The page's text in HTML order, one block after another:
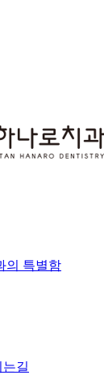
의 특별함
길